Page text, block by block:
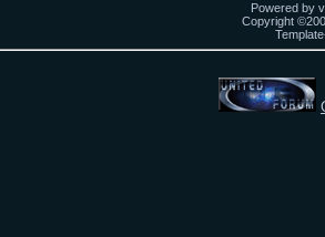
Powered by
Copyright